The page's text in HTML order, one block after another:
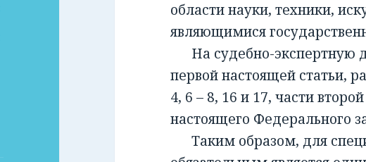
области науки, техники,
являющимися
На судебно-экспертную
первой настоящей статьи,
4, 6 – 8, 16 и 17, части
настоящего Федерального
Таким образом, для